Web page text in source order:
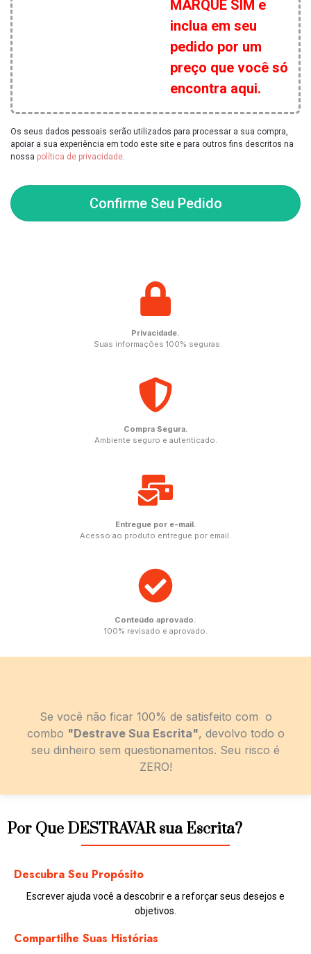
MARQUE SIM e
inclua em seu
pedido por um
preço que você só
encontra aqui.
Os seus dados pessoais serão utilizados para processar a sua compra,
apoiar a sua experiência em todo este site e para outros fins descritos na
nossa política de privacidade.
Confirme Seu Pedido
Privacidade.
Suas informações 100% seguras.
Compra Segura.
Ambiente seguro e autenticado.
Entregue por e-mail.
Acesso ao produto entregue por email.
Conteúdo aprovado.
100% revisado e aprovado.
Se você não ficar 100% de satisfeito com o
combo "Destrave Sua Escrita", devolvo todo o
seu dinheiro sem questionamentos. Seu risco é
ZERO!
Por Que DESTRAVAR sua Escrita?
Descubra Seu Propósito
Escrever ajuda você a descobrir e a reforçar seus desejos e
objetivos.
Compartilhe Suas Histórias